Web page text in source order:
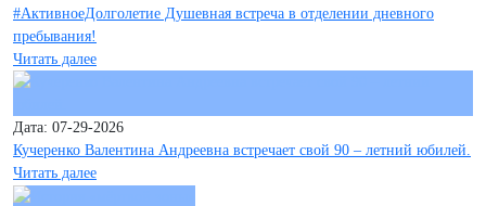
#АктивноеДолголетие Душевная встреча в отделении дневного
пребывания!
Читать далее
Дата: 07-29-2026
Кучеренко Валентина Андреевна встречает свой 90 – летний юбилей.
Читать далее